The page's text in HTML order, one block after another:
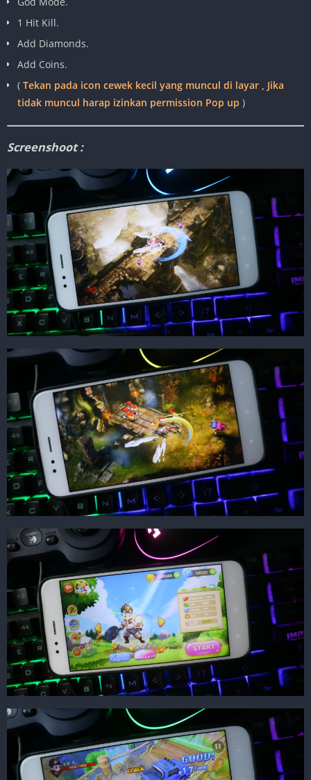
1 Hit Kill.
Add Diamonds.
Add Coins.
( Tekan pada icon cewek kecil yang muncul di layar , Jika
tidak muncul harap izinkan permission Pop up )
Screenshoot :